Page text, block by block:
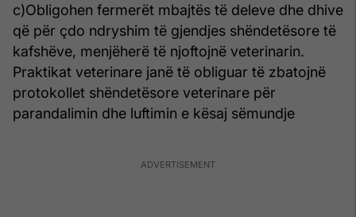
c)Obligohen fermerët mbajtës të deleve dhe dhive
që për çdo ndryshim të gjendjes shëndetësore të
kafshëve, menjëherë të njoftojnë veterinarin.
Praktikat veterinare janë të obliguar të zbatojnë
protokollet shëndetësore veterinare për
parandalimin dhe luftimin e kësaj sëmundje